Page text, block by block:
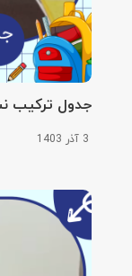
جدول ترکیب
3 آذر 1403